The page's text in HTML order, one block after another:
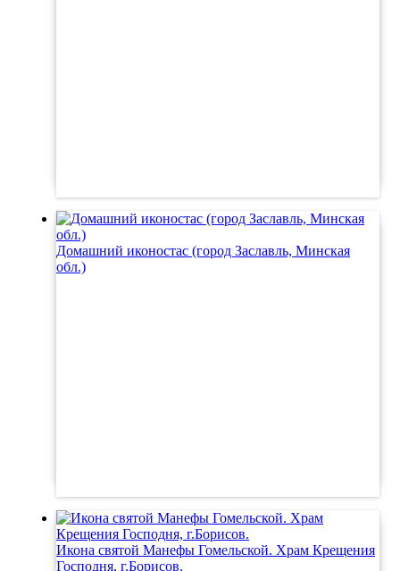
Домашний иконостас (город Заславль, Минская
обл.)
Икона святой Манефы Гомельской. Храм Крещения
Господня, г.Борисов.